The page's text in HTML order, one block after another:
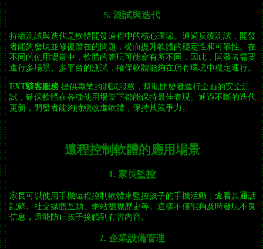
5. 測試與迭代
持續測試與迭代是軟體開發過程中的核心環節。通過反覆測試，開發
者能夠發現並修復潛在的問題，從而提升軟體的穩定性和可靠性。在
不同的使用場景中，軟體的表現可能會有所不同，因此，開發者需要
進行多場景、多平台的測試，確保軟體能夠在所有環境中穩定運行。
EXT駭客服務 提供專業的測試服務，幫助開發者進行全面的安全測
試，確保軟體在各種使用場景下都能保持最佳表現。通過不斷的迭代
更新，開發者能夠持續改進軟體，保持其競爭力。
遠程控制軟體的應用場景
1. 家長監控
家長可以使用手機遠程控制軟體來監控孩子的手機活動，查看其通話
記錄、社交媒體互動、網站瀏覽歷史等。這樣不僅能夠及時發現不良
信息，還能防止孩子接觸到有害內容。
2. 企業設備管理